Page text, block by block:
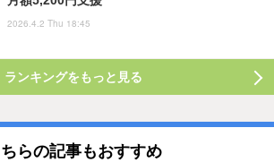
2026.4.2 Thu 18:45
ランキングをもっと見る
らの記事もおすすめ